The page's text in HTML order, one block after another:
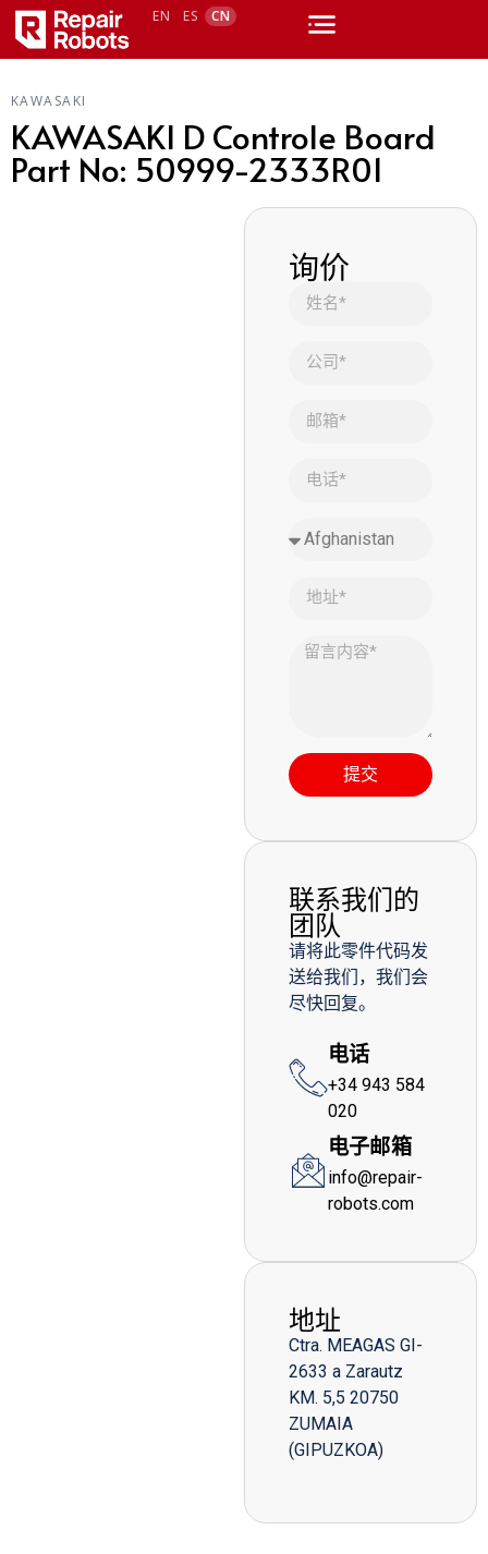
EN ES CN
KAWASAKI
KAWASAKI D Controle Board
Part No: 50999-2333R01
询价
提交
联系我们的
团队
请将此零件代码发
送给我们，我们会
尽快回复。
电话
+34 943 584
020
电子邮箱
info@repair-
robots.com
地址
Ctra. MEAGAS GI-
2633 a Zarautz
KM. 5,5 20750
ZUMAIA
(GIPUZKOA)